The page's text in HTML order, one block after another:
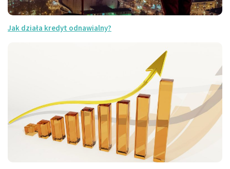
Jak działa kredyt odnawialny?